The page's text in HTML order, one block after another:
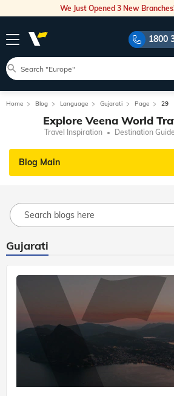
We Just Opened 3 New
1800
Home Blog Language Gujarati Page 29
Explore Veena World
Travel Inspiration Destination
Blog Main
Gujarati